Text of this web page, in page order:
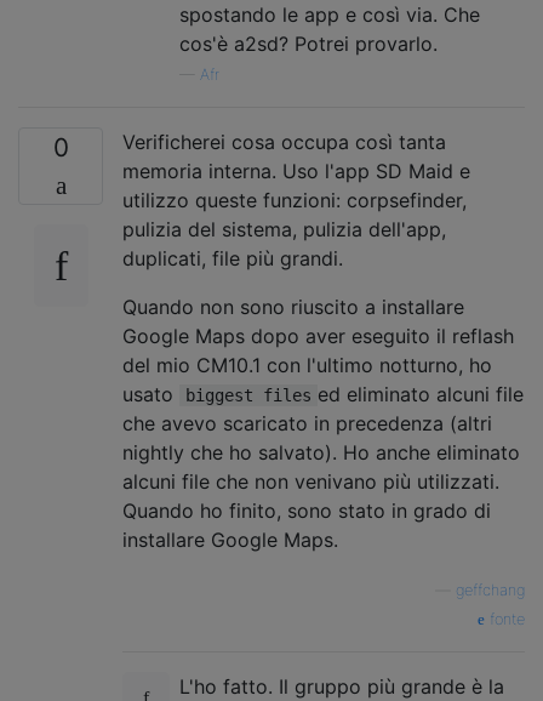
spostando le app e così via. Che
cos'è a2sd? Potrei provarlo.
Afr
0
Verificherei cosa occupa così tanta
memoria interna. Uso l'app SD Maid e
utilizzo queste funzioni: corpsefinder,
pulizia del sistema, pulizia dell'app,
duplicati, file più grandi.
Quando non sono riuscito a installare
Google Maps dopo aver eseguito il reflash
del mio CM10.1 con l'ultimo notturno, ho
usato
biggest files ed eliminato alcuni file
che avevo scaricato in precedenza (altri
nightly che ho salvato). Ho anche eliminato
alcuni file che non venivano più utilizzati.
Quando ho finito, sono stato in grado di
installare Google Maps.
geffchang
fonte
L'ho fatto. Il gruppo più grande è la